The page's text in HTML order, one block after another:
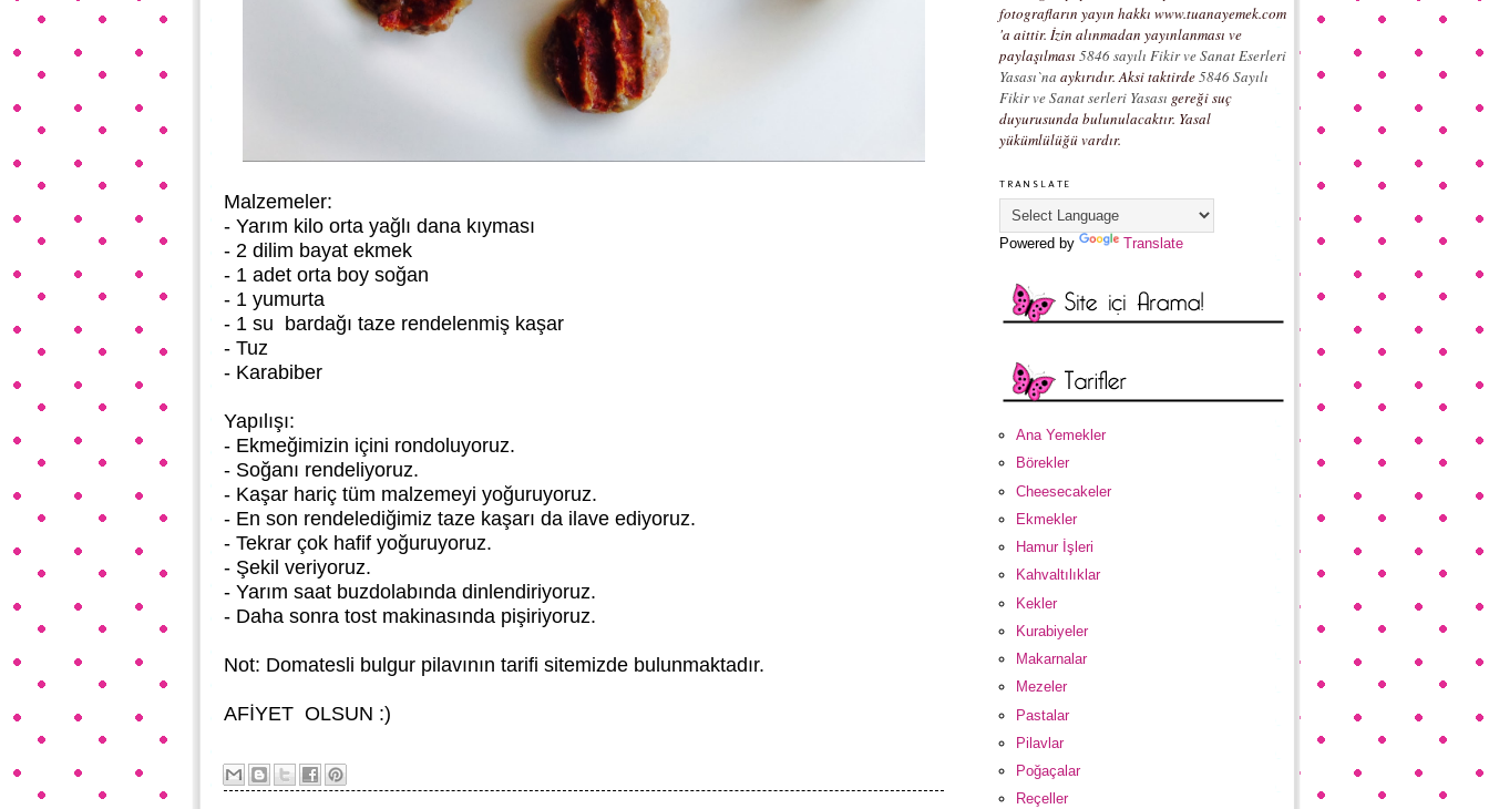
Malzemeler:
- Yarım kilo orta yağlı dana kıyması
- 2 dilim bayat ekmek
- 1 adet orta boy soğan
- 1 yumurta
- 1 su bardağı taze rendelenmiş kaşar
- Tuz
- Karabiber
Yapılışı:
- Ekmeğimizin içini rondoluyoruz.
- Soğanı rendeliyoruz.
- Kaşar hariç tüm malzemeyi yoğuruyoruz.
- En son rendelediğimiz taze kaşarı da ilave ediyoruz.
- Tekrar çok hafif yoğuruyoruz.
- Şekil veriyoruz.
- Yarım saat buzdolabında dinlendiriyoruz.
- Daha sonra tost makinasında pişiriyoruz.
Not: Domatesli bulgur pilavının tarifi sitemizde bulunmaktadır.
AFİYET OLSUN :)
fotografların yayın hakkı www.tuanayemek.com
'a aittir. İzin alınmadan yayınlanması ve
paylaşılması 5846 sayılı Fikir ve Sanat Eserleri
Yasası`na aykırıdır. Aksi taktirde5846 Sayılı
Fikir ve Sanat serleri Yasası gereği suç
duyurusunda bulunulacaktır. Yasal
yükümlülüğü vardır.
TRANSLATE
Powered by Translate
Ana Yemekler
Börekler
Cheesecakeler
Ekmekler
Hamur İşleri
Kahvaltılıklar
Kekler
Kurabiyeler
Makarnalar
Mezeler
Pastalar
Pilavlar
Poğaçalar
Reçeller